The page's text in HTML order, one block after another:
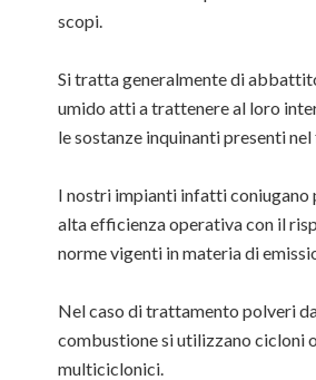
scopi.
Si tratta generalmente di
umido atti a trattenere al loro
le sostanze inquinanti presenti
I nostri impianti infatti
alta efficienza operativa con il
norme vigenti in materia di
Nel caso di trattamento polveri
combustione si utilizzano cicloni
multiciclonici.